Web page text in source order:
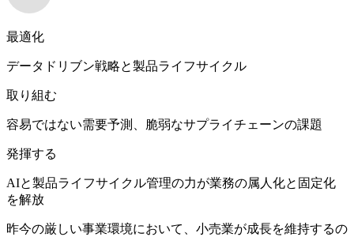
最適化
データドリブン戦略と製品ライフサイクル
取り組む
容易ではない需要予測、脆弱なサプライチェーンの課題
発揮する
AIと製品ライフサイクル管理の力が業務の属人化と固定化
を解放
昨今の厳しい事業環境において、小売業が成長を維持するの